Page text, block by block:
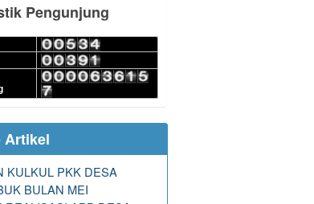
Pengunjung
Artikel
KULKUL PKK DESA
BULAN MEI